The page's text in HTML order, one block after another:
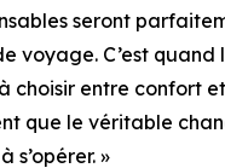
seront
voyage. C’est
choisir entre confort
que le véritable
s’opérer. »